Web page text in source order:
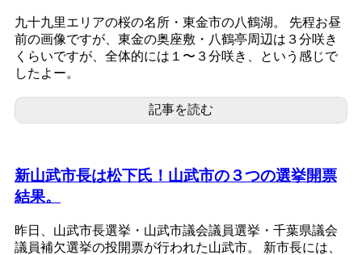
九十九里エリアの桜の名所・東金市の八鶴湖。 先程お昼
前の画像ですが、東金の奥座敷・八鶴亭周辺は３分咲き
くらいですが、全体的には１〜３分咲き、という感じで
したよー。
記事を読む
新山武市長は松下氏！山武市の３つの選挙開票
結果。
昨日、山武市長選挙・山武市議会議員選挙・千葉県議会
議員補欠選挙の投開票が行われた山武市。 新市長には、